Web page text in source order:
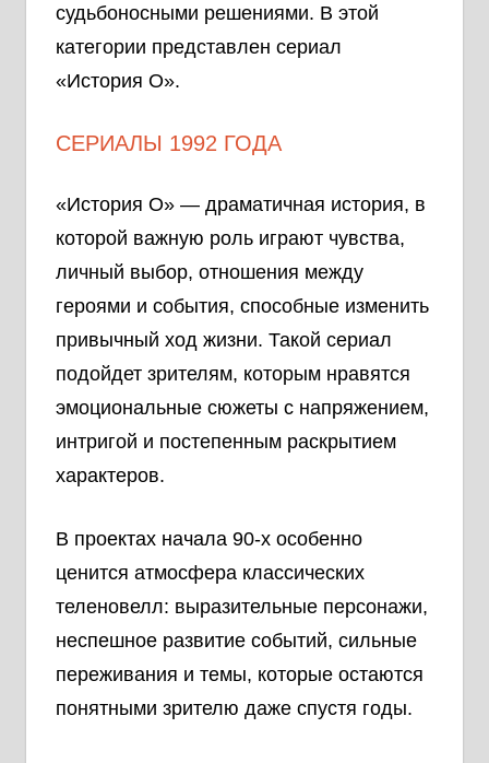
судьбоносными решениями. В этой
категории представлен сериал
«История О».
СЕРИАЛЫ 1992 ГОДА
«История О» — драматичная история, в
которой важную роль играют чувства,
личный выбор, отношения между
героями и события, способные изменить
привычный ход жизни. Такой сериал
подойдет зрителям, которым нравятся
эмоциональные сюжеты с напряжением,
интригой и постепенным раскрытием
характеров.
В проектах начала 90-х особенно
ценится атмосфера классических
теленовелл: выразительные персонажи,
неспешное развитие событий, сильные
переживания и темы, которые остаются
понятными зрителю даже спустя годы.